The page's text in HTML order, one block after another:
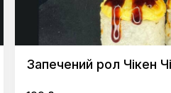
Запечений рол Чікен